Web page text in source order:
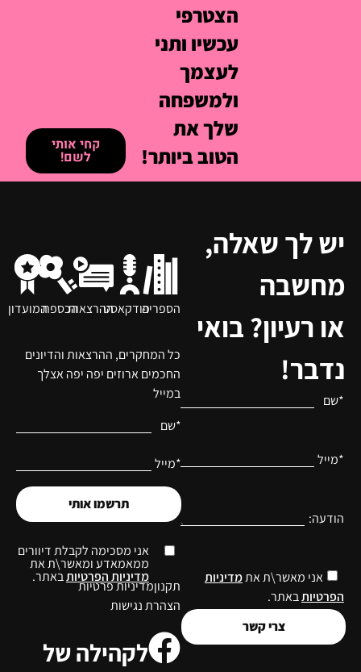
הצטרפי
עכשיו ותני
לעצמך
ולמשפחה
שלך את
הטוב ביותר!
קחי אותי
לשם!
יש לך שאלה,
מחשבה
או רעיון? בואי
נדבר!
*שם
*מייל
הודעה:
אני מאשר\ת אתמדיניות
הפרטיותבאתר.
צרי קשר
כל המחקרים, ההרצאות והדיונים
החכמים ארוזים יפה יפה אצלך
במייל
*שם
*מייל
אני מסכימה לקבלת דיוורים
ממאמאדע ומאשר\ת את
מדיניות הפרטיותבאתר.
תרשמו אותי
הספריהפודקאסטההרצאותהכספתהמועדון
תקנוןמדיניות פרטיות
הצהרת נגישות
לקהילה של